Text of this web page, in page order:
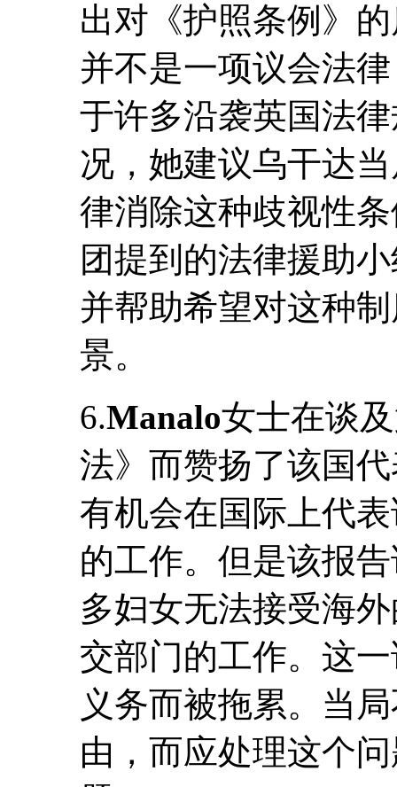
出对《护照条例》
并不是一项议会法
于许多沿袭英国法
况，她建议乌干达
律消除这种歧视性
团提到的法律援助
并帮助希望对这种
景。
6.Manalo女士在谈
法》而赞扬了该国
有机会在国际上代
的工作。但是该报
多妇女无法接受海
交部门的工作。这
义务而被拖累。当
由，而应处理这个